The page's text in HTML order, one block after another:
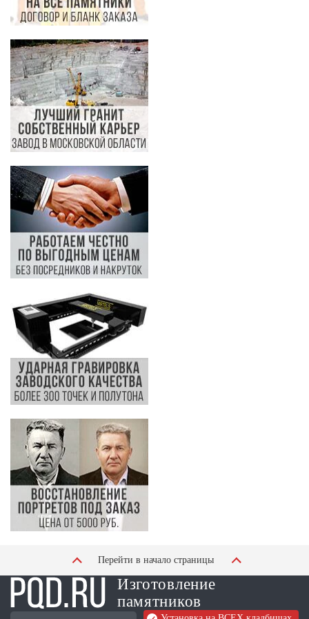
Перейти в начало страницы
Изготовление
памятников